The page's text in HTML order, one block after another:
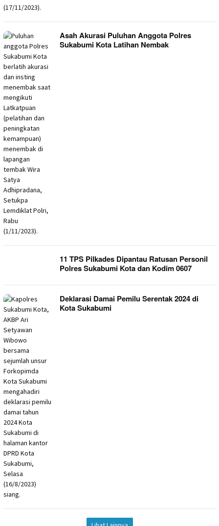
Asah Akurasi Puluhan Anggota Polres
Sukabumi Kota Latihan Nembak
11 TPS Pilkades Dipantau Ratusan Personil
Polres Sukabumi Kota dan Kodim 0607
Deklarasi Damai Pemilu Serentak 2024 di
Kota Sukabumi